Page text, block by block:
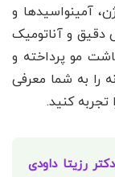
آمینواسیدها و
دقیق و آناتومیک
مو پرداخته و
را به شما معرفی
تجربه کنید.
دکتر رزیتا داودی